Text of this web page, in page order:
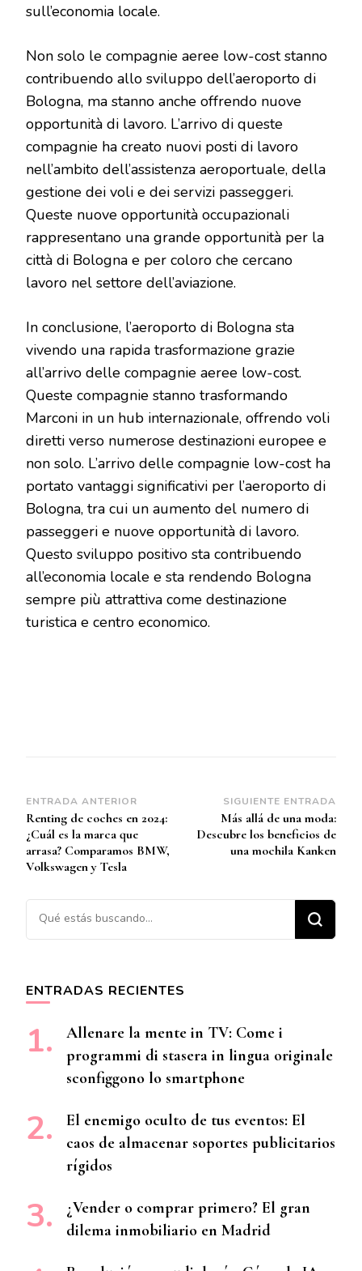
sull’economia locale.
Non solo le compagnie aeree low-cost stanno
contribuendo allo sviluppo dell’aeroporto di
Bologna, ma stanno anche offrendo nuove
opportunità di lavoro. L’arrivo di queste
compagnie ha creato nuovi posti di lavoro
nell’ambito dell’assistenza aeroportuale, della
gestione dei voli e dei servizi passeggeri.
Queste nuove opportunità occupazionali
rappresentano una grande opportunità per la
città di Bologna e per coloro che cercano
lavoro nel settore dell’aviazione.
In conclusione, l’aeroporto di Bologna sta
vivendo una rapida trasformazione grazie
all’arrivo delle compagnie aeree low-cost.
Queste compagnie stanno trasformando
Marconi in un hub internazionale, offrendo voli
diretti verso numerose destinazioni europee e
non solo. L’arrivo delle compagnie low-cost ha
portato vantaggi significativi per l’aeroporto di
Bologna, tra cui un aumento del numero di
passeggeri e nuove opportunità di lavoro.
Questo sviluppo positivo sta contribuendo
all’economia locale e sta rendendo Bologna
sempre più attrattiva come destinazione
turistica e centro economico.
Navegación
de
entradas
ENTRADA ANTERIOR
Renting de coches en 2024:
¿Cuál es la marca que
arrasa? Comparamos BMW,
Volkswagen y Tesla
SIGUIENTE ENTRADA
Más allá de una moda:
Descubre los beneficios de
una mochila Kanken
¿Buscas algo?
ENTRADAS RECIENTES
Allenare la mente in TV: Come i
programmi di stasera in lingua originale
sconfiggono lo smartphone
El enemigo oculto de tus eventos: El
caos de almacenar soportes publicitarios
rígidos
¿Vender o comprar primero? El gran
dilema inmobiliario en Madrid